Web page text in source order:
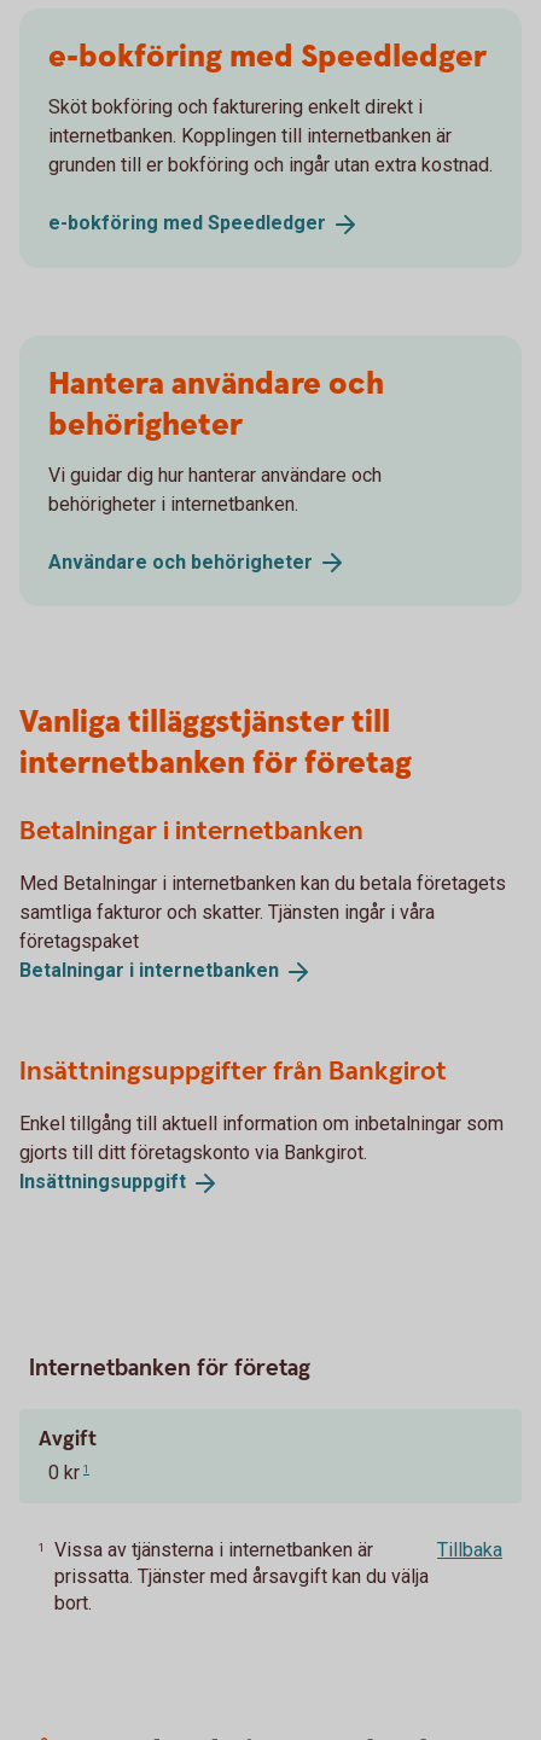
e-bokföring med Speedledger
Sköt bokföring och fakturering enkelt direkt i
internetbanken. Kopplingen till internetbanken är
grunden till er bokföring och ingår utan extra kostnad.
e-bokföring med Speedledger
Hantera användare och
behörigheter
Vi guidar dig hur hanterar användare och
behörigheter i internetbanken.
Användare och behörigheter
Vanliga tilläggstjänster till
internetbanken för företag
Betalningar i internetbanken
Med Betalningar i internetbanken kan du betala företagets
samtliga fakturor och skatter. Tjänsten ingår i våra
företagspaket
Betalningar i internetbanken
Insättningsuppgifter från Bankgirot
Enkel tillgång till aktuell information om inbetalningar som
gjorts till ditt företagskonto via Bankgirot.
Insättningsuppgift
Internetbanken för företag
Avgift
0 kr 1
1
Vissa av tjänsterna i internetbanken är
prissatta. Tjänster med årsavgift kan du välja
bort.
Tillbaka